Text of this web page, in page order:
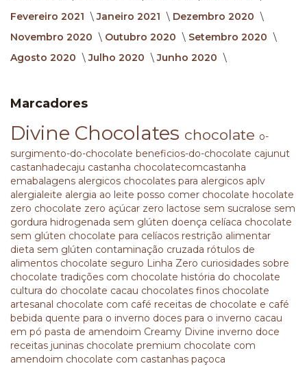
Fevereiro 2021
Janeiro 2021
Dezembro 2020
Novembro 2020
Outubro 2020
Setembro 2020
Agosto 2020
Julho 2020 Junho 2020
Marcadores
Divine Chocolates chocolate o-
surgimento-do-chocolate beneficios-do-chocolate cajunut
castanhadecaju castanha chocolatecomcastanha
emabalagens alergicos chocolates para alergicos aplv
alergialeite alergia ao leite posso comer chocolate hocolate
zero chocolate zero açúcar zero lactose sem sucralose sem
gordura hidrogenada sem glúten doença celíaca chocolate
sem glúten chocolate para celíacos restrição alimentar
dieta sem glúten contaminação cruzada rótulos de
alimentos chocolate seguro Linha Zero curiosidades sobre
chocolate tradições com chocolate história do chocolate
cultura do chocolate cacau chocolates finos chocolate
artesanal chocolate com café receitas de chocolate e café
bebida quente para o inverno doces para o inverno cacau
em pó pasta de amendoim Creamy Divine inverno doce
receitas juninas chocolate premium chocolate com
amendoim chocolate com castanhas paçoca